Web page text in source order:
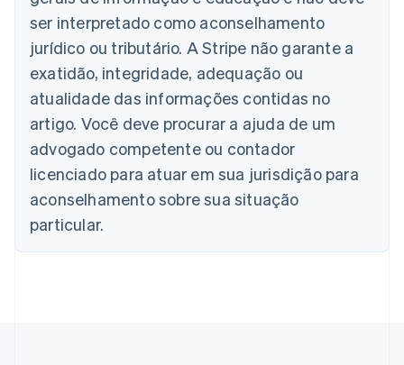
ser interpretado como aconselhamento
jurídico ou tributário. A Stripe não garante a
exatidão, integridade, adequação ou
atualidade das informações contidas no
artigo. Você deve procurar a ajuda de um
advogado competente ou contador
licenciado para atuar em sua jurisdição para
aconselhamento sobre sua situação
particular.
Bélgica
Brasil
PortuguêsEnglish
Bulgária
Canadá
EnglishFrançais
China continental
简体中文English
Chipre
English
Croácia
EnglishItaliano